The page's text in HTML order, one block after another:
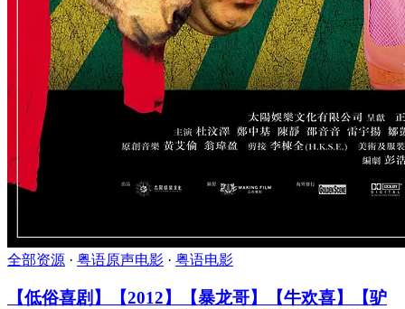
全部资源 · 粤语原声电影 · 粤语电影
【低俗喜剧】【2012】【暴龙哥】【牛欢喜】【驴